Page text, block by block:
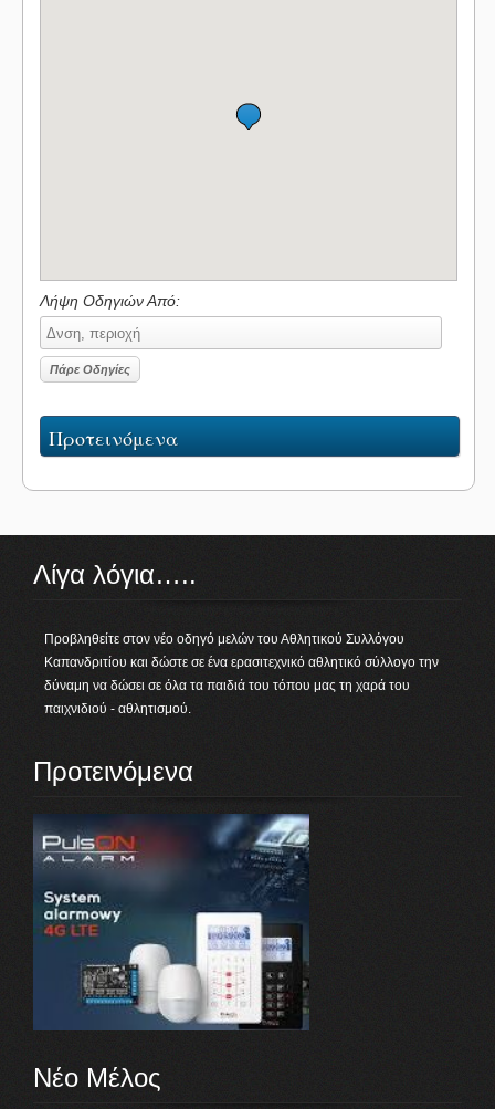
Λήψη Οδηγιών Από:
Προτεινόμενα
Λίγα λόγια…..
Προβληθείτε στον νέο οδηγό μελών του Αθλητικού Συλλόγου
Καπανδριτίου και δώστε σε ένα ερασιτεχνικό αθλητικό σύλλογο την
δύναμη να δώσει σε όλα τα παιδιά του τόπου μας τη χαρά του
παιχνιδιού - αθλητισμού.
Προτεινόμενα
Νέο Μέλος